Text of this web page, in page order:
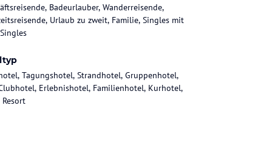
Badeurlauber, Wanderreisende,
Urlaub zu zweit, Familie, Singles mit
Tagungshotel, Strandhotel, Gruppenhotel,
Erlebnishotel, Familienhotel, Kurhotel,